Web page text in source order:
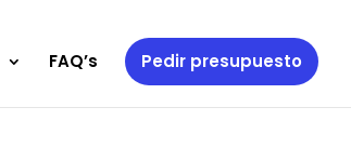
FAQ’s Pedir presupuesto